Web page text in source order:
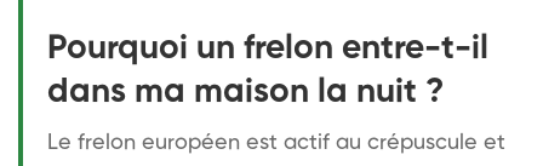
Pourquoi un frelon entre-t-il
dans ma maison la nuit ?
Le frelon européen est actif au crépuscule et